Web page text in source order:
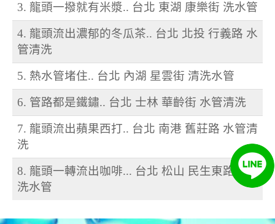
3. 龍頭一撥就有米漿.. 台北 東湖 康樂街 洗水管
4. 龍頭流出濃郁的冬瓜茶.. 台北 北投 行義路 水
管清洗
5. 熱水管堵住.. 台北 內湖 星雲街 清洗水管
6. 管路都是鐵鏽.. 台北 士林 華齡街 水管清洗
7. 龍頭流出蘋果西打.. 台北 南港 舊莊路 水管清
洗
8. 龍頭一轉流出咖啡... 台北 松山 民生東路 清
洗水管